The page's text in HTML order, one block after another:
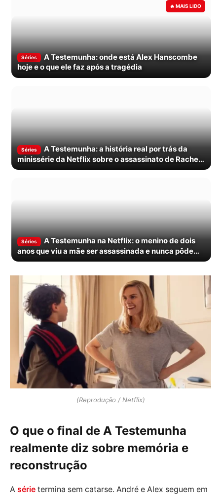
Séries
A Testemunha: onde está Alex Hanscombe
hoje e o que ele faz após a tragédia
Séries
A Testemunha: a história real por trás da
minissérie da Netflix sobre o assassinato de Rachel
Nickell
Séries
A Testemunha na Netflix: o menino de dois
anos que viu a mãe ser assassinada e nunca pôde
contar
(Reprodução / Netflix)
O que o final de A Testemunha
realmente diz sobre memória e
reconstrução
A série termina sem catarse. André e Alex seguem em